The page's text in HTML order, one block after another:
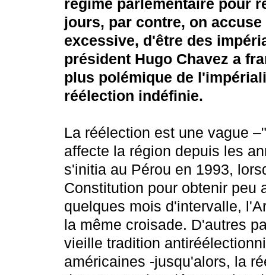
régime parlementaire pour
jours, par contre, on
excessive, d'être des
président Hugo Chavez a
plus polémique de
réélection indéfinie.
La réélection est une vague
affecte la région depuis les
s'initia au Pérou en 1993,
Constitution pour obtenir peu
quelques mois d'intervalle,
la même croisade. D'autres
vieille tradition
américaines -jusqu'alors, la